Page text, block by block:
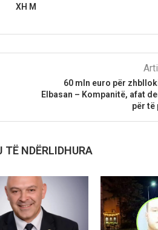
XH M
60 mln euro për
Elbasan – Kompanitë, afat
për të
TË NDËRLIDHURA